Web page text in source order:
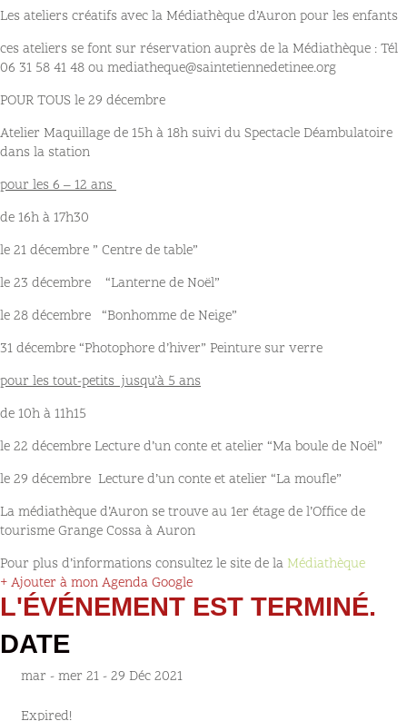
Les ateliers créatifs avec la Médiathèque d’Auron pour les enfants
ces ateliers se font sur réservation auprès de la Médiathèque : Tél
06 31 58 41 48 ou mediatheque@saintetiennedetinee.org
POUR TOUS le 29 décembre
Atelier Maquillage de 15h à 18h suivi du Spectacle Déambulatoire
dans la station
pour les 6 – 12 ans
de 16h à 17h30
le 21 décembre ” Centre de table”
le 23 décembre “Lanterne de Noël”
le 28 décembre “Bonhomme de Neige”
31 décembre “Photophore d’hiver” Peinture sur verre
pour les tout-petits jusqu’à 5 ans
de 10h à 11h15
le 22 décembre Lecture d’un conte et atelier “Ma boule de Noël”
le 29 décembre Lecture d’un conte et atelier “La moufle”
La médiathèque d’Auron se trouve au 1er étage de l’Office de
tourisme Grange Cossa à Auron
Pour plus d’informations consultez le site de la Médiathèque
+ Ajouter à mon Agenda Google
L'ÉVÉNEMENT EST TERMINÉ.
DATE
mar - mer 21 - 29 Déc 2021
Expired!